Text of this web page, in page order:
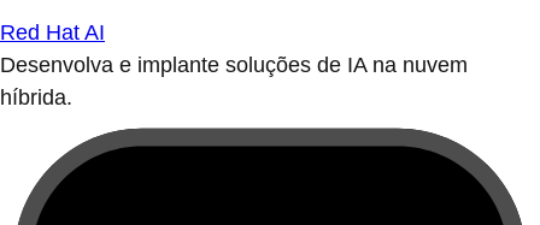
Red Hat AI
Desenvolva e implante soluções de IA na nuvem
híbrida.